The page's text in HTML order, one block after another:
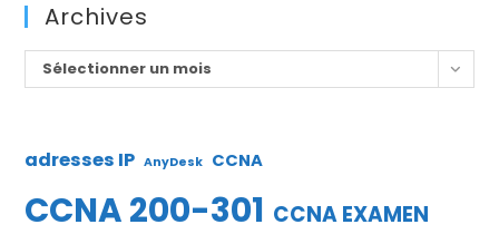
Archives
Archives
Sélectionner un mois
adresses IP AnyDesk CCNA
CCNA 200-301 CCNA EXAMEN